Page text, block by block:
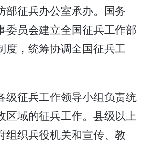
部征兵办公室承办。国务
委员会建立全国征兵工作部
度，统筹协调全国征兵工
级征兵工作领导小组负责统
区域的征兵工作。县级以上
组织兵役机关和宣传、教